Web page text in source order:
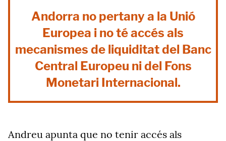
Andorra no pertany a la Unió
Europea i no té accés als
mecanismes de liquiditat del Banc
Central Europeu ni del Fons
Monetari Internacional.
Andreu apunta que no tenir accés als